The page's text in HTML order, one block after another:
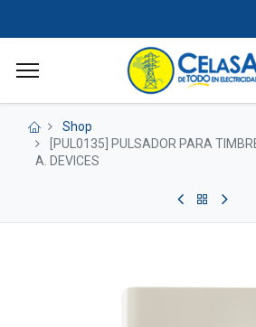
Shop
[PUL0135] PULSADOR PARA
A. DEVICES